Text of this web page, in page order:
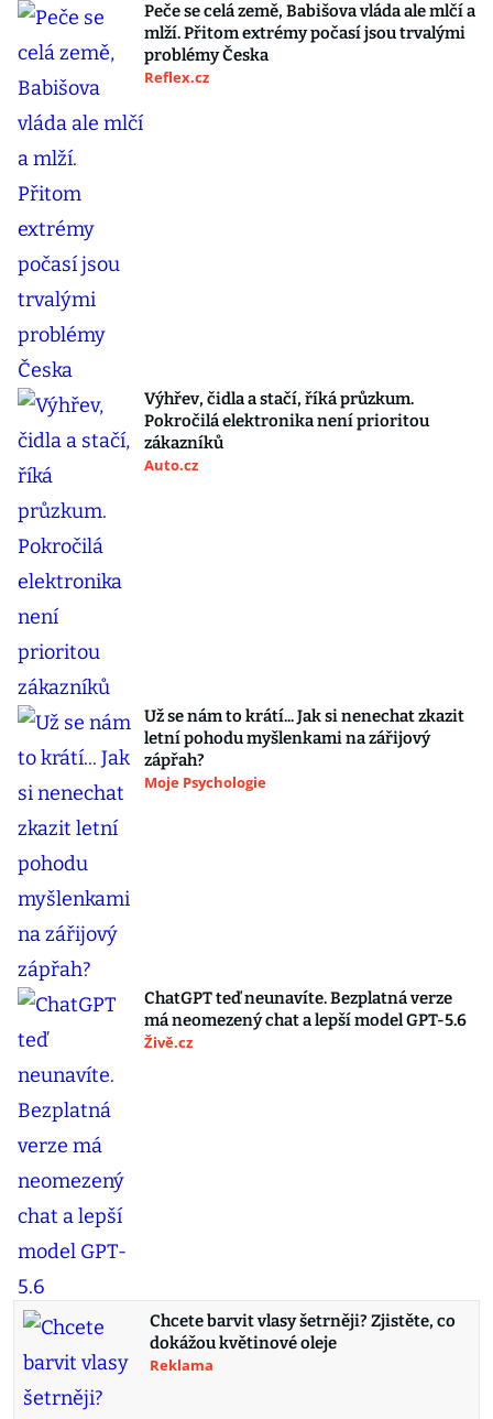
Peče se celá země, Babišova vláda ale mlčí a
mlží. Přitom extrémy počasí jsou trvalými
problémy Česka
Reflex.cz
Výhřev, čidla a stačí, říká průzkum.
Pokročilá elektronika není prioritou
zákazníků
Auto.cz
Už se nám to krátí... Jak si nenechat zkazit
letní pohodu myšlenkami na zářijový
zápřah?
Moje Psychologie
ChatGPT teď neunavíte. Bezplatná verze
má neomezený chat a lepší model GPT-5.6
Živě.cz
Chcete barvit vlasy šetrněji? Zjistěte, co
dokážou květinové oleje
Reklama